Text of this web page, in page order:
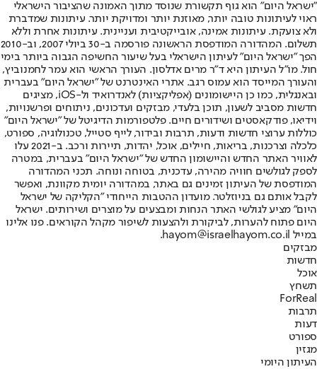
"ישראל היום" הוא גוף תקשורת שנוסד מתוך האמונה שהציבור הישראלי
ראוי לעיתונות טובה יותר, מאוזנת יותר ומדויקת יותר. עיתונות שמדברת
ולא צועקת. עיתונות אמינה, אובייקטיבית ועניינית. עיתונות אחרת וללא
תשלום. המהדורה המודפסת הראשונה פורסמה ב-30 ביולי 2007, וב-2010
הפך "ישראל היום" לעיתון הישראלי בעל שיעור החשיפה הגבוה ביותר בימי
חול. מו"ל העיתון היא ד"ר מרים אדלסון. העורך הראשי הוא עמר לחמנוביץ,
והעורך המייסד הוא עמוס רגב. אתרי האינטרנט של "ישראל היום" בעברית
ובאנגלית, כמו כן היישומונים (אפליקציות) לאנדרואיד ול-iOS, מציגים
חדשות מסביב לשעון, תוכן בלעדי, מבזקים ועדכונים, ניתוחים ופרשנויות,
וידיאו, פודקאסטים ושידורים חיים. פלטפורמות הדיגיטל של "ישראל היום"
כוללות ערוצי חדשות ודעות, תרבות ובידור, לייף סטייל, טכנולוגיה, ספורט,
כלכלה וצרכנות, בריאות, חיילים, אוכל, יהדות, תיירות ורכב. ב-2021 עלו
לאוויר האתר החדש והיישומון החדש של "ישראל היום" בעברית, במטרה
לספק לגולשים חוויה מהירה, עדכנית, בטוחה ונוחה. תכני המהדורה
המודפסת של העיתון זמינים גם באתר, במהדורה יומית מקוונת, ואפשר
לקבל אותם גם בניוזלטר. מועדון ההטבות הייחודי "הקליקה של ישראל
היום" מציע לגולשי האתר הנחות ומבצעים על מוצרים ושירותים. ישראל
היום פתוח להערות, לביקורת ולהצעות לשיפור מקהל הקוראים. פנו אלינו
במייל hayom@israelhayom.co.il.
מבזקים
חדשות
אוכל
תשחץ
ForReal
תרבות
דעות
ספורט
מגזין
העיתון היומי